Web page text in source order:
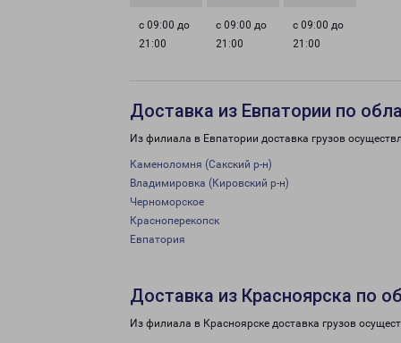
с 09:00 до
21:00
с 09:00 до
21:00
с 09:00 до
21:00
Доставка из Евпатории по
Из филиала в Евпатории доставка грузов
Каменоломня (Сакский р-н)
Владимировка (Кировский р-н)
Черноморское
Красноперекопск
Евпатория
Доставка из Красноярска по
Из филиала в Красноярске доставка грузов